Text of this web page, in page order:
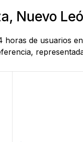
Nuevo
de usuarios